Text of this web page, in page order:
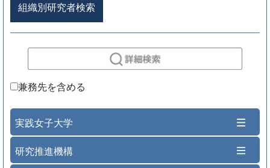
組織別研究者検索
兼務先を含める
実践女子大学
研究推進機構